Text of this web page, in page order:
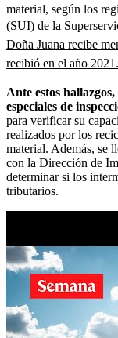
material, según los
(SUI) de la
Doña Juana recibe
recibió en el año 2021.
Ante estos
especiales de
para verificar su
realizados por los
material. Además, se
con la Dirección de
determinar si los
tributarios.